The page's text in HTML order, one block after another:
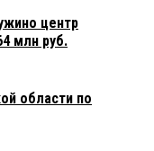
центр
млн руб.
области по